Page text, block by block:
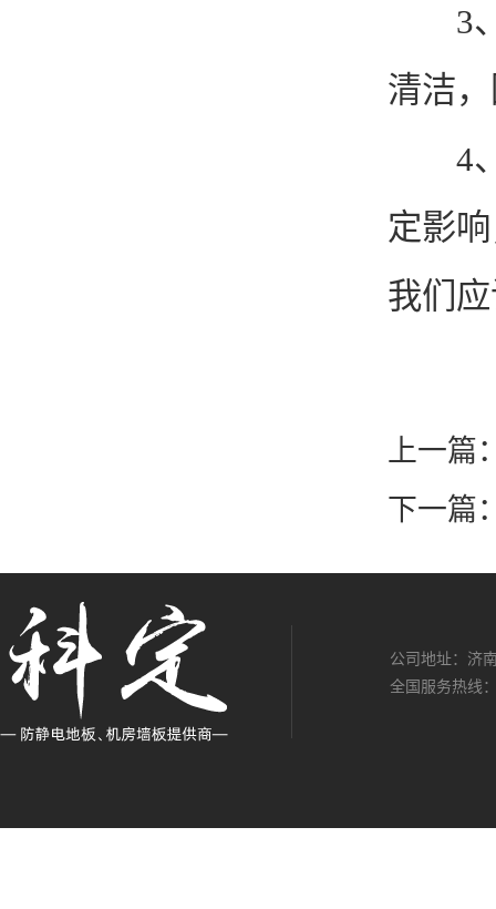
3、
清洁
4、
定影
我们
上一篇
下一篇
公司地址：济
全国服务热线